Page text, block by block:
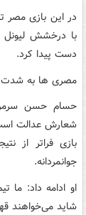
در این بازی مصر
با درخشش لیونل
دست پیدا کرد.
مصری ها به شدت
حسام حسن
شعارش عدالت
بازی فراتر از
جوانمردانه.
او ادامه داد: ما
شاید می‌خواهند